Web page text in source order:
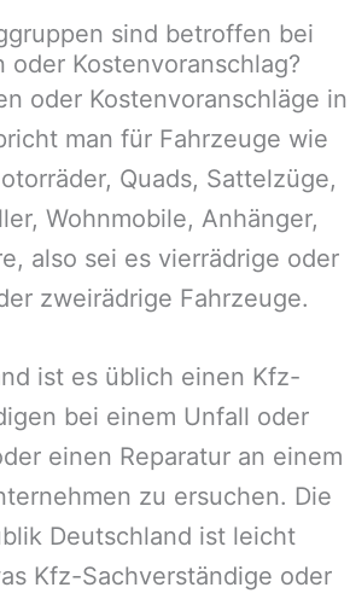
sind betroffen bei
oder Kostenvoranschlag?
oder Kostenvoranschläge in
man für Fahrzeuge wie
Quads, Sattelzüge,
Wohnmobile, Anhänger,
also sei es vierrädrige oder
zweirädrige Fahrzeuge.
ist es üblich einen Kfz-
bei einem Unfall oder
einen Reparatur an einem
zu ersuchen. Die
Deutschland ist leicht
Kfz-Sachverständige oder